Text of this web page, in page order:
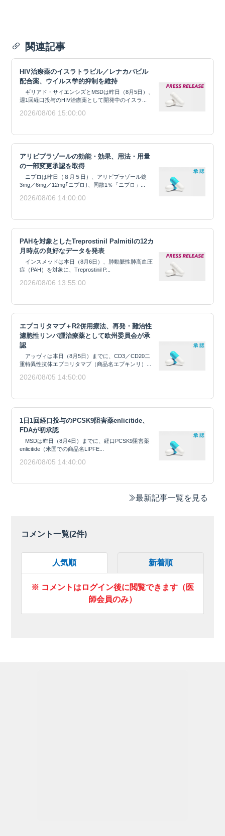
関連記事
HIV治療薬のイスラトラビル／レナカパビル
配合薬、ウイルス学的抑制を維持
ギリアド・サイエンシズとMSDは昨日（8月5日）、
週1回経口投与のHIV治療薬として開発中のイスラ...
2026/08/06 15:00:00
アリピプラゾールの効能・効果、用法・用量
の一部変更承認を取得
ニプロは昨日（８月５日）、アリピプラゾール錠
3mg／6mg／12mg｢ニプロ｣、同散1％「ニプロ」...
2026/08/06 14:00:00
PAHを対象としたTreprostinil Palmitilの12カ
月時点の良好なデータを発表
インスメッドは本日（8月6日）、肺動脈性肺高血圧
症（PAH）を対象に、Treprostinil P...
2026/08/06 13:55:00
エプコリタマブ＋R2併用療法、再発・難治性
濾胞性リンパ腫治療薬として欧州委員会が承
認
アッヴィは本日（8月5日）までに、CD3／CD20二
重特異性抗体エプコリタマブ（商品名エプキンリ）...
2026/08/05 14:50:00
1日1回経口投与のPCSK9阻害薬enlicitide、
FDAが初承認
MSDは昨日（8月4日）までに、経口PCSK9阻害薬
enlicitide（米国での商品名LIPFE...
2026/08/05 14:40:00
最新記事一覧を見る
コメント一覧(2件)
人気順 新着順
※ コメントはログイン後に閲覧できます（医
師会員のみ）